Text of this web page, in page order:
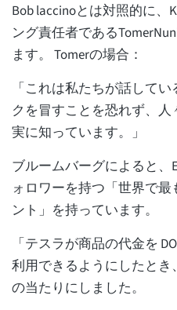
Bob laccinoとは対照的に、
ング責任者である
ます。 Tomerの場合：
「これは私たちが話して
クを冒すことを恐れず、
実に知っています。」
ブルームバーグによると、
ォロワーを持つ「世界で
ント」を持っています。
「テスラが商品の代金を
利用できるようにしたと
の当たりにしました。